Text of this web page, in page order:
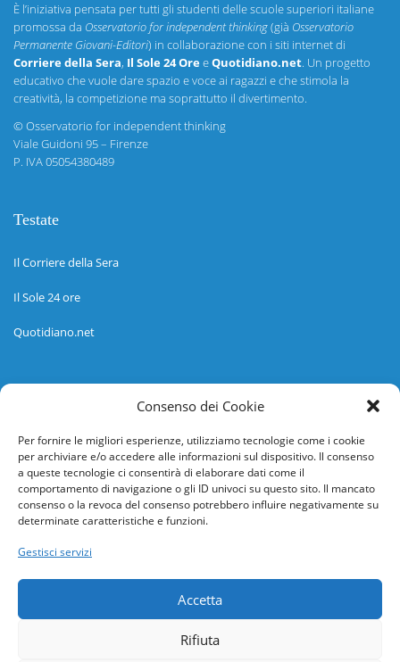
Consenso dei Cookie
Per fornire le migliori esperienze, utilizziamo tecnologie come i cookie
per archiviare e/o accedere alle informazioni sul dispositivo. Il consenso
a queste tecnologie ci consentirà di elaborare dati come il
comportamento di navigazione o gli ID univoci su questo sito. Il mancato
consenso o la revoca del consenso potrebbero influire negativamente su
determinate caratteristiche e funzioni.
Gestisci servizi
Accetta
Rifiuta
È l’iniziativa pensata per tutti gli studenti delle scuole superiori italiane
promossa da Osservatorio for independent thinking(già Osservatorio
Permanente Giovani-Editori) in collaborazione con i siti internet di
Corriere della Sera, Il Sole 24 OreeQuotidiano.net. Un progetto
educativo che vuole dare spazio e voce ai ragazzi e che stimola la
creatività, la competizione ma soprattutto il divertimento.
©Osservatorio for independent thinking
Viale Guidoni 95 – Firenze
P. IVA 05054380489
Testate
Il Corriere della Sera
Il Sole 24 ore
Quotidiano.net
Informazioni
Help desk
Guida rapida